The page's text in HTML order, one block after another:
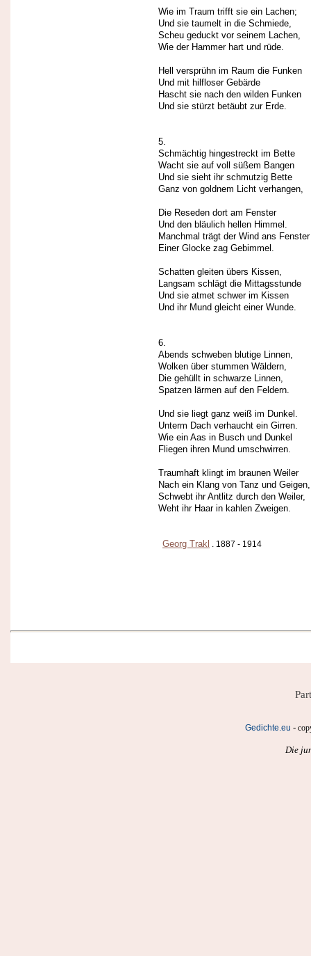
Wie im Traum trifft sie ein Lachen;
Und sie taumelt in die Schmiede,
Scheu geduckt vor seinem Lachen,
Wie der Hammer hart und rüde.
Hell versprühn im Raum die Funken
Und mit hilfloser Gebärde
Hascht sie nach den wilden Funken
Und sie stürzt betäubt zur Erde.
5.
Schmächtig hingestreckt im Bette
Wacht sie auf voll süßem Bangen
Und sie sieht ihr schmutzig Bette
Ganz von goldnem Licht verhangen,
Die Reseden dort am Fenster
Und den bläulich hellen Himmel.
Manchmal trägt der Wind ans Fenster
Einer Glocke zag Gebimmel.
Schatten gleiten übers Kissen,
Langsam schlägt die Mittagsstunde
Und sie atmet schwer im Kissen
Und ihr Mund gleicht einer Wunde.
6.
Abends schweben blutige Linnen,
Wolken über stummen Wäldern,
Die gehüllt in schwarze Linnen,
Spatzen lärmen auf den Feldern.
Und sie liegt ganz weiß im Dunkel.
Unterm Dach verhaucht ein Girren.
Wie ein Aas in Busch und Dunkel
Fliegen ihren Mund umschwirren.
Traumhaft klingt im braunen Weiler
Nach ein Klang von Tanz und Geigen,
Schwebt ihr Antlitz durch den Weiler,
Weht ihr Haar in kahlen Zweigen.
Georg Trakl . 1887 - 1914
Gedichte.eu -
Die